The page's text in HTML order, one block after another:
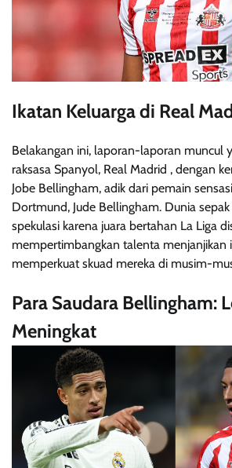
Ikatan Keluarga di Real
Belakangan ini, laporan-laporan muncul
raksasa Spanyol, Real Madrid , dengan
Jobe Bellingham, adik dari pemain
Dortmund, Jude Bellingham. Dunia
spekulasi karena juara bertahan La Liga
mempertimbangkan talenta menjanjikan
memperkuat skuad mereka di musim-
Para Saudara Bellingham:
Meningkat